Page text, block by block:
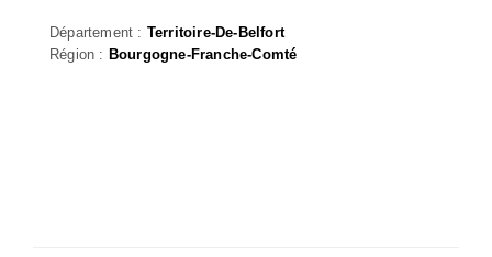
Département : Territoire-De-Belfort
Région : Bourgogne-Franche-Comté